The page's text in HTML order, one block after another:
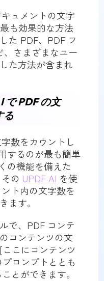
ュメントの文字
も効果的な方法
た PDF、PDF フ
、さまざまなユー
た方法が含まれ
で PDF の文
る
数をカウントし
するのが最も簡単
の機能を備えた
の UPDF AI を使
ト内の文字数を
ます。
で、PDF コンテ
コンテンツの文
こにコンテンツ
ロンプトととも
とができます。